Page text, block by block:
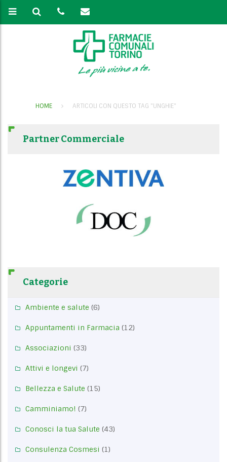
HOME ARTICOLI CON QUESTO TAG "UNGHIE"
Partner Commerciale
Categorie
Ambiente e salute (6)
Appuntamenti in Farmacia (12)
Associazioni (33)
Attivi e longevi (7)
Bellezza e Salute (15)
Camminiamo! (7)
Conosci la tua Salute (43)
Consulenza Cosmesi (1)